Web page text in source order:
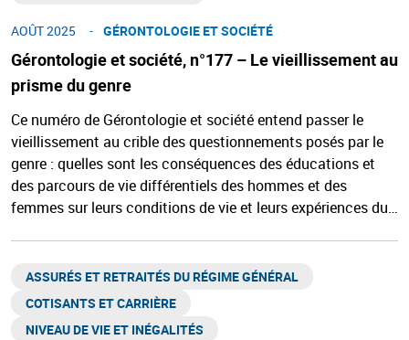
Gérontologie et société, n°177 – Le vieillissement au
prisme du genre
AOÛT 2025 GÉRONTOLOGIE ET SOCIÉTÉ​
Ce numéro de Gérontologie et société entend passer le
vieillissement au crible des questionnements posés par le
genre : quelles sont les conséquences des éducations et
des parcours de vie différentiels des hommes et des
femmes sur leurs conditions de vie et leurs expériences du…
ASSURÉS ET RETRAITÉS DU RÉGIME GÉNÉRAL​
COTISANTS ET CARRIÈRE
NIVEAU DE VIE ET INÉGALITÉS​